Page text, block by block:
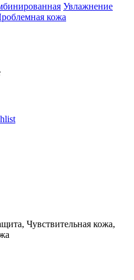
Увлажнение
кожа
Чувствительная кожа,